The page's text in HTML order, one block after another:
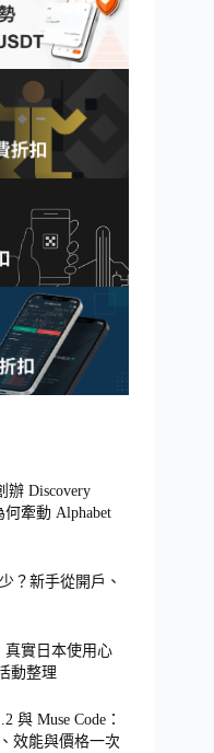
辦 Discovery
牽動 Alphabet
？新手從開戶、
真實日本使用心
動整理
與 Muse Code：
效能與價格一次